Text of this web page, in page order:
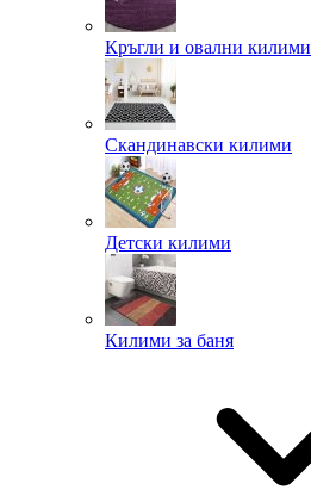
Кръгли и овални килими
Скандинавски килими
Детски килими
Килими за баня